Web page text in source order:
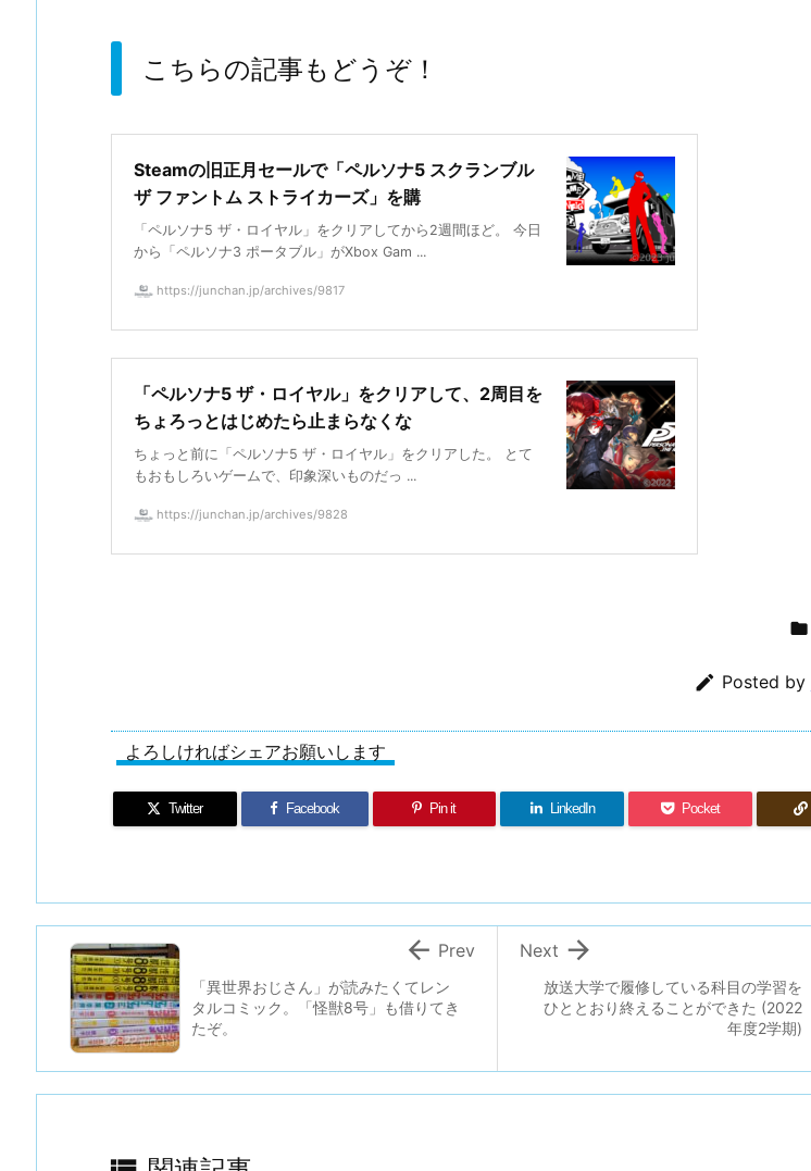
こちらの記事もどうぞ！
Steamの旧正月セールで「ペルソナ5 スクランブル
ザ ファントム ストライカーズ」を購
「ペルソナ5 ザ・ロイヤル」をクリアしてから2週間ほど。 今日
から「ペルソナ3 ポータブル」がXbox Gam ...
https://junchan.jp/archives/9817
「ペルソナ5 ザ・ロイヤル」をクリアして、2周目を
ちょろっとはじめたら止まらなくな
ちょっと前に「ペルソナ5 ザ・ロイヤル」をクリアした。 とて
もおもしろいゲームで、印象深いものだっ ...
https://junchan.jp/archives/9828

 Posted by
よろしければシェアお願いします
Twitter Facebook Pin it LinkedIn Pocket
放送大学で履修している科目の学習を
ひととおり終えることができた (2022
年度2学期)

Next
「異世界おじさん」が読みたくてレン
タルコミック。「怪獣8号」も借りてき
たぞ。
 Prev